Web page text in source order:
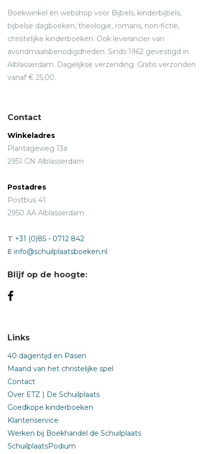
Boekwinkel en webshop voor Bijbels, kinderbijbels,
bijbelse dagboeken, theologie, romans, non-fictie,
christelijke kinderboeken. Ook leverancier van
avondmaalsbenodigdheden. Sinds 1962 gevestigd in
Alblasserdam. Dagelijkse verzending. Gratis verzonden
vanaf € 25,00.
Contact
Winkeladres
Plantageweg 13a
2951 GN Alblasserdam
Postadres
Postbus 41
2950 AA Alblasserdam
T +31 (0)85 - 0712 842
E info@schuilplaatsboeken.nl
Blijf op de hoogte:
Links
40 dagentijd en Pasen
Maand van het christelijke spel
Contact
Over ETZ | De Schuilplaats
Goedkope kinderboeken
Klantenservice
Werken bij Boekhandel de Schuilplaats
SchuilplaatsPodium